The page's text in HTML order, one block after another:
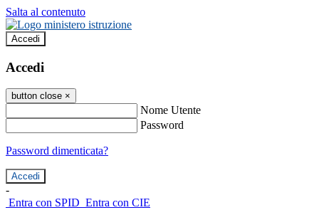
Salta al contenuto
Accedi
Accedi
button close ×
Nome Utente
Password
Password dimenticata?
-
Entra con SPID Entra con CIE